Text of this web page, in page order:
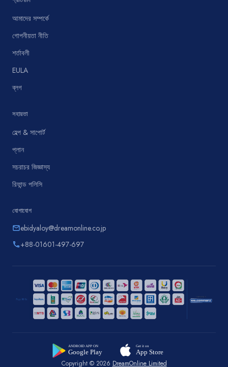
আমাদের সম্পর্কে
গোপনীয়তা নীতি
শর্তাবলী
EULA
ব্লগ
সহায়তা
হেল্প & সাপোর্ট
প্লান
সচরাচর জিজ্ঞাস্য
রিফান্ড পলিসি
যোগাযোগ
emailebidyaloy@dreamonline.co.jp
phone+88-01601-497-697
Copyright © 2026 DreamOnline Limited